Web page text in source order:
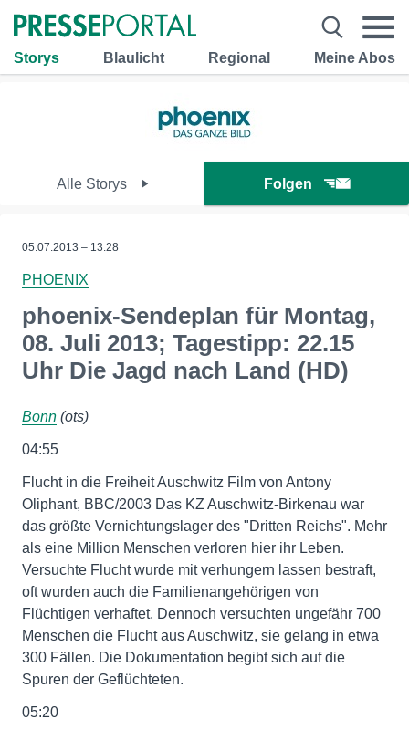
Storys Blaulicht Regional Meine Abos
Alle Storys Folgen
05.07.2013 – 13:28
PHOENIX
phoenix-Sendeplan für Montag,
08. Juli 2013; Tagestipp: 22.15
Uhr Die Jagd nach Land (HD)
Bonn (ots)
04:55
Flucht in die Freiheit Auschwitz Film von Antony
Oliphant, BBC/2003 Das KZ Auschwitz-Birkenau war
das größte Vernichtungslager des "Dritten Reichs". Mehr
als eine Million Menschen verloren hier ihr Leben.
Versuchte Flucht wurde mit verhungern lassen bestraft,
oft wurden auch die Familienangehörigen von
Flüchtigen verhaftet. Dennoch versuchten ungefähr 700
Menschen die Flucht aus Auschwitz, sie gelang in etwa
300 Fällen. Die Dokumentation begibt sich auf die
Spuren der Geflüchteten.
05:20